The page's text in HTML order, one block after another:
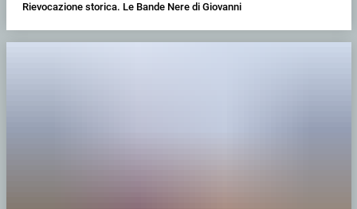
Rievocazione storica. Le Bande Nere di Giovanni